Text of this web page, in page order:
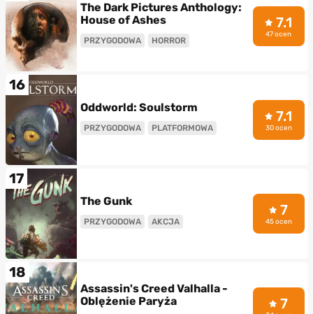
The Dark Pictures Anthology:
House of Ashes
PRZYGODOWA HORROR
7.1
47 ocen
16
Oddworld: Soulstorm
PRZYGODOWA PLATFORMOWA
7.1
30 ocen
17
The Gunk
PRZYGODOWA AKCJA
7
45 ocen
18
Assassin's Creed Valhalla -
Oblężenie Paryża
7